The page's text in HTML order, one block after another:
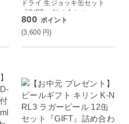
ドライ 生ジョッキ缶セット
『GIFT』 詰め合わせ
800 ポイント
(3,600 円)